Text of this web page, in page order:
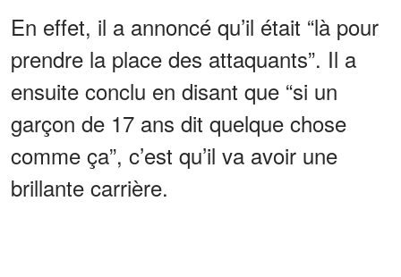
En effet, il a annoncé qu’il était “là pour
prendre la place des attaquants”. Il a
ensuite conclu en disant que “si un
garçon de 17 ans dit quelque chose
comme ça”, c’est qu’il va avoir une
brillante carrière.